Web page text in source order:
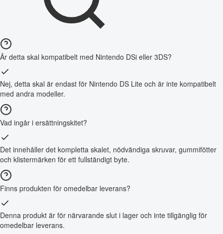
Är detta skal kompatibelt med Nintendo DSi eller 3DS?
Nej, detta skal är endast för Nintendo DS Lite och är inte kompatibelt
med andra modeller.
Vad ingår i ersättningskitet?
Det innehåller det kompletta skalet, nödvändiga skruvar, gummifötter
och klistermärken för ett fullständigt byte.
Finns produkten för omedelbar leverans?
Denna produkt är för närvarande slut i lager och inte tillgänglig för
omedelbar leverans.